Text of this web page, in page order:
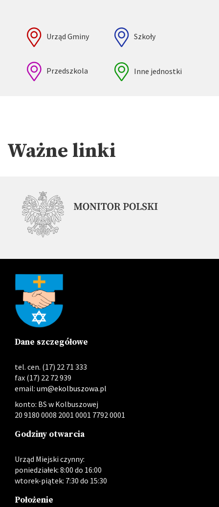
Urząd Gminy Szkoły
Przedszkola Inne jednostki
Ważne linki
Dane szczegółowe
tel. cen. (17) 22 71 333
fax (17) 22 72 939
email: um@ekolbuszowa.pl
konto: BS w Kolbuszowej
20 9180 0008 2001 0001 7792 0001
Godziny otwarcia
Urząd Miejski czynny:
poniedziałek: 8:00 do 16:00
wtorek-piątek: 7:30 do 15:30
Położenie